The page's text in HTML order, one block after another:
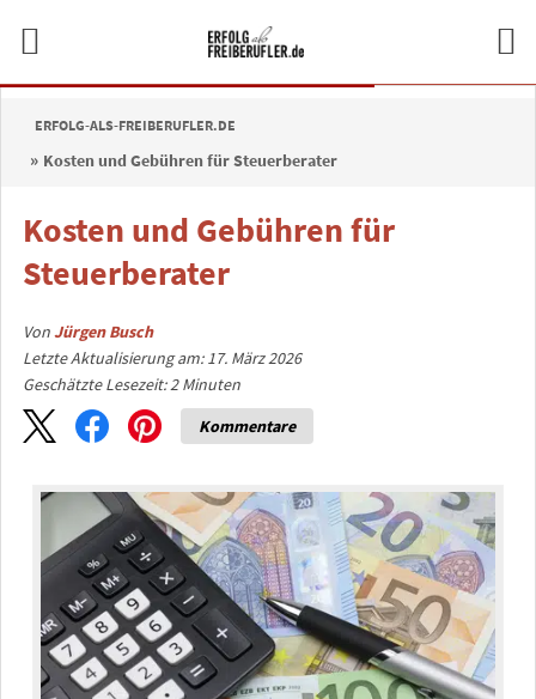
ERFOLG-ALS-FREIBERUFLER.DE
Kosten und Gebühren für Steuerberater
Kosten und Gebühren für
Steuerberater
VonJürgen Busch
Letzte Aktualisierung am: 17. März 2026
Geschätzte Lesezeit:2 Minuten
Kommentare